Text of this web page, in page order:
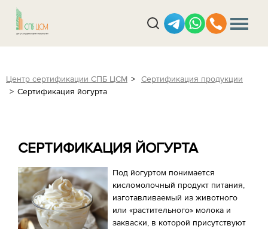
Центр сертификации СПБ ЦСМ
Сертификация продукции
Сертификация йогурта
СЕРТИФИКАЦИЯ ЙОГУРТА
Под йогуртом понимается
кисломолочный продукт питания,
изготавливаемый из животного
или «растительного» молока и
закваски, в которой присутствуют